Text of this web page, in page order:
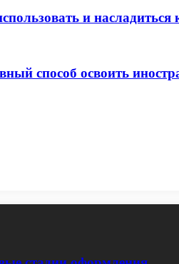
и
способ освоить